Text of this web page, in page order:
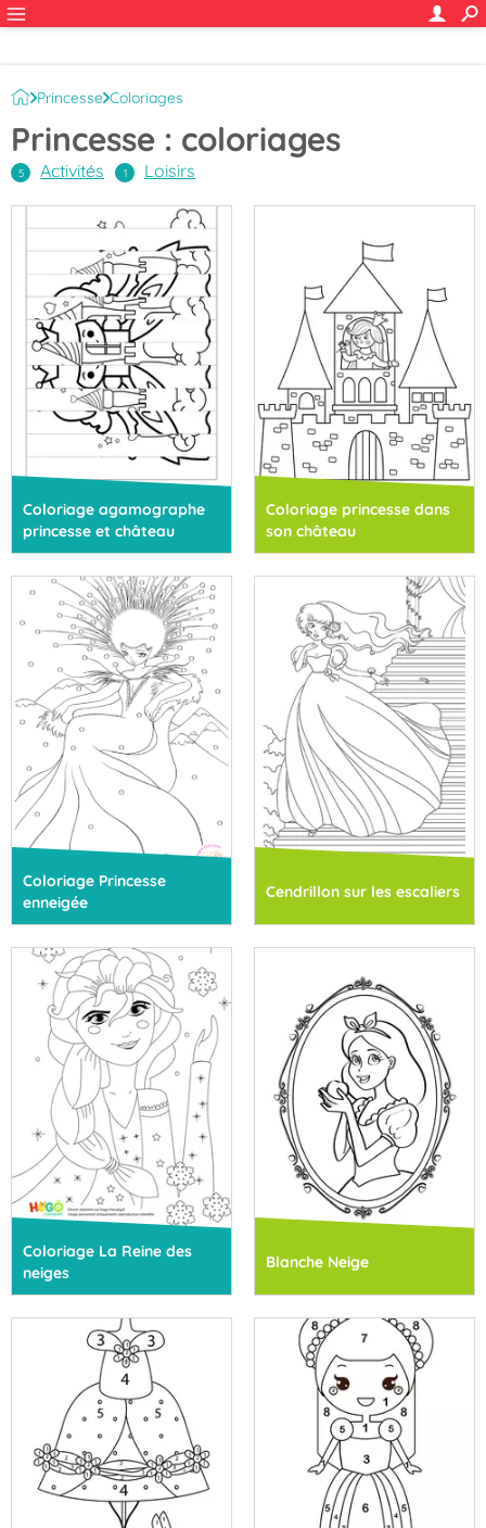
Princesse Coloriages
Princesse : coloriages
Activités Loisirs
Coloriage agamographe
princesse et château
Coloriage princesse dans
son château
Coloriage Princesse
enneigée
Cendrillon sur les escaliers
Coloriage La Reine des
neiges
Blanche Neige